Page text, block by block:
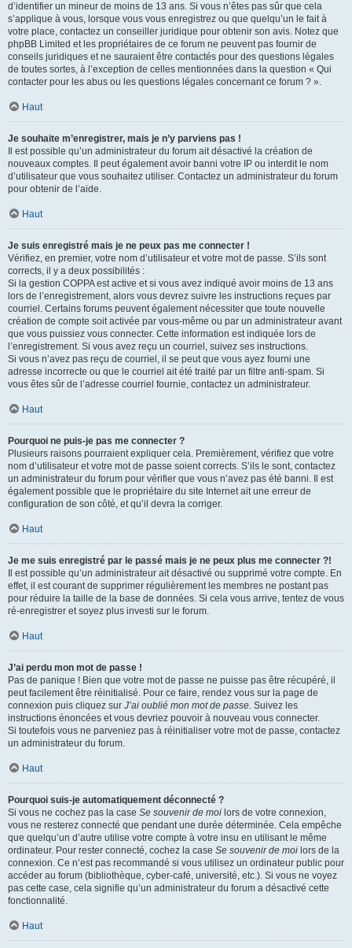
d’identifier un mineur de moins de 13 ans. Si vous n’êtes pas sûr que cela
s’applique à vous, lorsque vous vous enregistrez ou que quelqu’un le fait à
votre place, contactez un conseiller juridique pour obtenir son avis. Notez que
phpBB Limited et les propriétaires de ce forum ne peuvent pas fournir de
conseils juridiques et ne sauraient être contactés pour des questions légales
de toutes sortes, à l’exception de celles mentionnées dans la question « Qui
contacter pour les abus ou les questions légales concernant ce forum ? ».
Haut
Je souhaite m’enregistrer, mais je n’y parviens pas !
Il est possible qu’un administrateur du forum ait désactivé la création de
nouveaux comptes. Il peut également avoir banni votre IP ou interdit le nom
d’utilisateur que vous souhaitez utiliser. Contactez un administrateur du forum
pour obtenir de l’aide.
Haut
Je suis enregistré mais je ne peux pas me connecter !
Vérifiez, en premier, votre nom d’utilisateur et votre mot de passe. S’ils sont
corrects, il y a deux possibilités :
Si la gestion COPPA est active et si vous avez indiqué avoir moins de 13 ans
lors de l’enregistrement, alors vous devrez suivre les instructions reçues par
courriel. Certains forums peuvent également nécessiter que toute nouvelle
création de compte soit activée par vous-même ou par un administrateur avant
que vous puissiez vous connecter. Cette information est indiquée lors de
l’enregistrement. Si vous avez reçu un courriel, suivez ses instructions.
Si vous n’avez pas reçu de courriel, il se peut que vous ayez fourni une
adresse incorrecte ou que le courriel ait été traité par un filtre anti-spam. Si
vous êtes sûr de l’adresse courriel fournie, contactez un administrateur.
Haut
Pourquoi ne puis-je pas me connecter ?
Plusieurs raisons pourraient expliquer cela. Premièrement, vérifiez que votre
nom d’utilisateur et votre mot de passe soient corrects. S’ils le sont, contactez
un administrateur du forum pour vérifier que vous n’avez pas été banni. Il est
également possible que le propriétaire du site Internet ait une erreur de
configuration de son côté, et qu’il devra la corriger.
Haut
Je me suis enregistré par le passé mais je ne peux plus me connecter ?!
Il est possible qu’un administrateur ait désactivé ou supprimé votre compte. En
effet, il est courant de supprimer régulièrement les membres ne postant pas
pour réduire la taille de la base de données. Si cela vous arrive, tentez de vous
ré-enregistrer et soyez plus investi sur le forum.
Haut
J’ai perdu mon mot de passe !
Pas de panique ! Bien que votre mot de passe ne puisse pas être récupéré, il
peut facilement être réinitialisé. Pour ce faire, rendez vous sur la page de
connexion puis cliquez sur J’ai oublié mon mot de passe. Suivez les
instructions énoncées et vous devriez pouvoir à nouveau vous connecter.
Si toutefois vous ne parveniez pas à réinitialiser votre mot de passe, contactez
un administrateur du forum.
Haut
Pourquoi suis-je automatiquement déconnecté ?
Si vous ne cochez pas la case Se souvenir de moi lors de votre connexion,
vous ne resterez connecté que pendant une durée déterminée. Cela empêche
que quelqu’un d’autre utilise votre compte à votre insu en utilisant le même
ordinateur. Pour rester connecté, cochez la case Se souvenir de moi lors de la
connexion. Ce n’est pas recommandé si vous utilisez un ordinateur public pour
accéder au forum (bibliothèque, cyber-café, université, etc.). Si vous ne voyez
pas cette case, cela signifie qu’un administrateur du forum a désactivé cette
fonctionnalité.
Haut